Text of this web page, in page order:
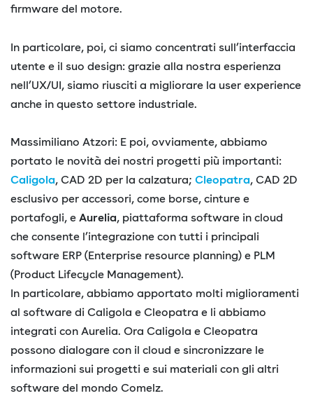
firmware del motore.
In particolare, poi, ci siamo concentrati sull’interfaccia
utente e il suo design: grazie alla nostra esperienza
nell’UX/UI, siamo riusciti a migliorare la user experience
anche in questo settore industriale.
Massimiliano Atzori: E poi, ovviamente, abbiamo
portato le novità dei nostri progetti più importanti:
Caligola, CAD 2D per la calzatura; Cleopatra, CAD 2D
esclusivo per accessori, come borse, cinture e
portafogli, e Aurelia, piattaforma software in cloud
che consente l’integrazione con tutti i principali
software ERP (Enterprise resource planning) e PLM
(Product Lifecycle Management‎).
In particolare, abbiamo apportato molti miglioramenti
al software di Caligola e Cleopatra e li abbiamo
integrati con Aurelia. Ora Caligola e Cleopatra
possono dialogare con il cloud e sincronizzare le
informazioni sui progetti e sui materiali con gli altri
software del mondo Comelz.